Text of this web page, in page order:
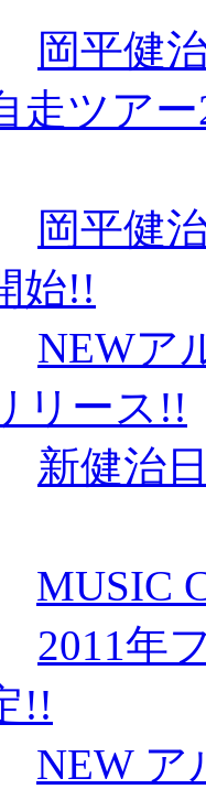
岡平健
走ツア
岡平健
始!!
NEWア
リース!!
新健治
MUSIC
2011年
!!
NEW